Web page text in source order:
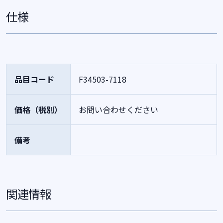
仕様
品目コード F34503-7118
価格（税別） お問い合わせください
備考
関連情報